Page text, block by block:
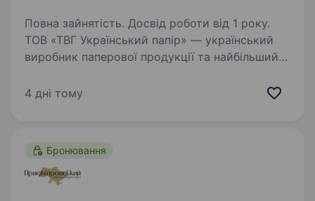
Повна зайнятість. Досвід роботи від 1 року.
ТОВ «ТВГ Український папір» — український
виробник паперової продукції та найбільший
в Україні. Уже понад 30 років ми забезпечуємо
4 дні тому
Бронювання